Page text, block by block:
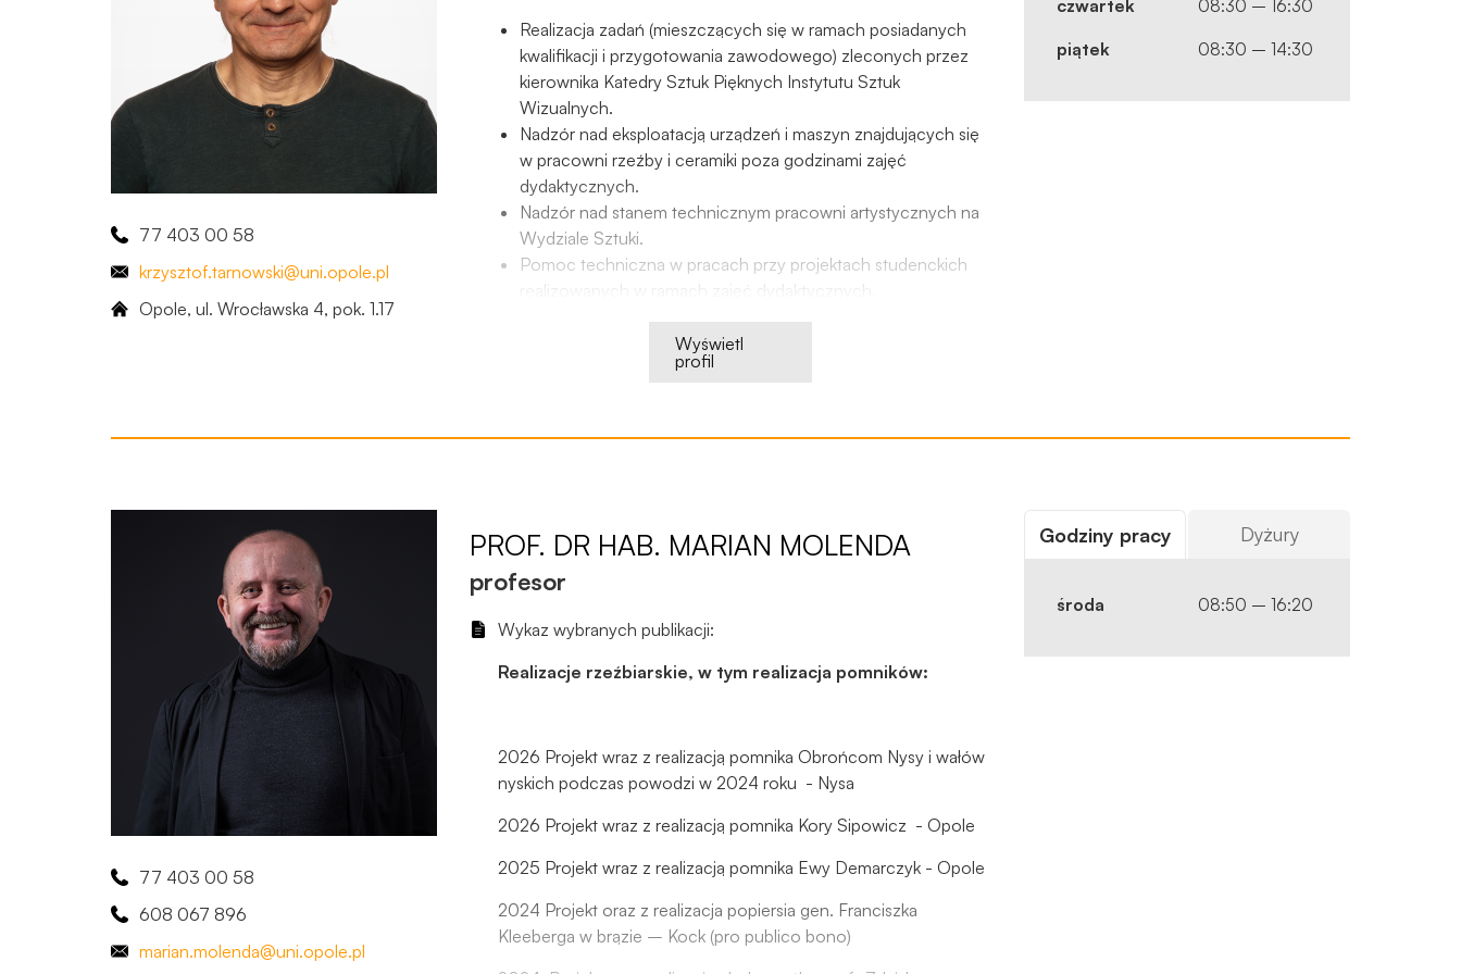
studenckich.
Kompleksowa obsługa procesu dyplomowania w systemie
USOS i APD, w tym przygotowanie i nadzór nad
organizacją i przebiegiem obron prac dyplomowych.
77 403 00 58
krzysztof.tarnowski@uni.opole.pl
Opole, ul. Wrocławska 4, ​pok. 1.17
Realizacja zadań (mieszczących się w ramach posiadanych
kwalifikacji i przygotowania zawodowego) zleconych przez
kierownika Katedry Sztuk Pięknych Instytutu Sztuk
Wizualnych.
Nadzór nad eksploatacją urządzeń i maszyn znajdujących się
w pracowni rzeźby i ceramiki poza godzinami zajęć
dydaktycznych.
Nadzór nad stanem technicznym pracowni artystycznych na
Wydziale Sztuki.
Pomoc techniczna w pracach przy projektach studenckich
realizowanych w ramach zajęć dydaktycznych.
artystycznych poza godzinami zajęć dydaktycznych, ze
szczególnym uwzględnieniem tych pracowni, gdzie
Wyświetl
profil
czwartek 08:30 – 16:30
piątek 08:30 – 14:30
77 403 00 58
608 067 896
marian.molenda@uni.opole.pl
PROF. DR HAB. MARIAN MOLENDA
profesor
Wykaz wybranych publikacji:
Realizacje rzeźbiarskie, w tym realizacja pomników:
2026 Projekt wraz z realizacją pomnika Obrońcom Nysy i wałów
nyskich podczas powodzi w 2024 roku - Nysa
2026 Projekt wraz z realizacją pomnika Kory Sipowicz - Opole
2025 Projekt wraz z realizacją pomnika Ewy Demarczyk - Opole
2024 Projekt oraz z realizacja popiersia gen. Franciszka
Kleeberga w brązie – Kock (pro publico bono)
Godziny pracy Dyżury
środa 08:50 – 16:20